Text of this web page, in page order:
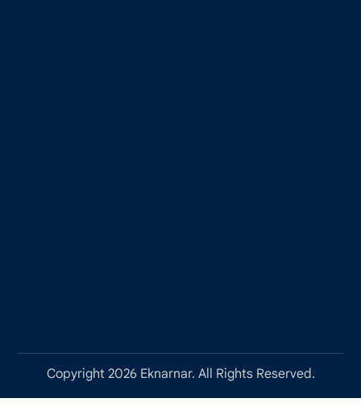
Copyright 2026 Eknarnar. All Rights Reserved.